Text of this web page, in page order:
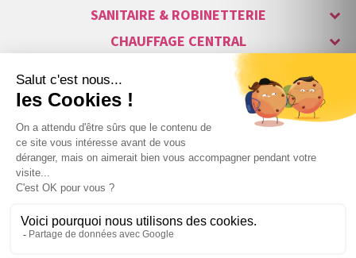
SANITAIRE & ROBINETTERIE
CHAUFFAGE CENTRAL
ALARME & SÉCURITÉ
MAISON CONNECTÉE
VISIOPHONE & INTERPHONE
LUMINAIRES & ECLAIRAGE